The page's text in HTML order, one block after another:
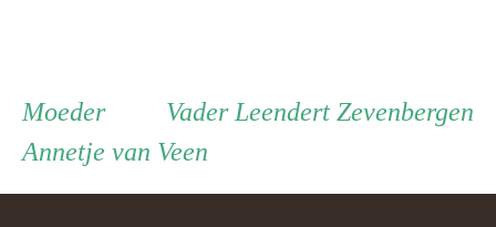
Persoon
ouder
Vader Vader
Leendert Zevenbergen
MoederMoeder
Annetje van Veen